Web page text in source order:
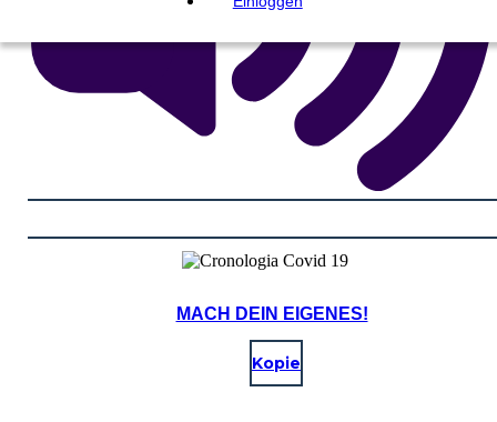
MACH DEIN EIGENES!
Kopie